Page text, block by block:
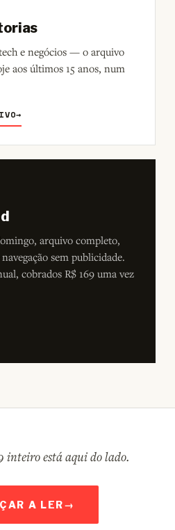
e negócios — o arquivo
aos últimos 15 anos, num
→
arquivo completo,
sem publicidade.
cobrados R$ 169 uma vez
inteiro está aqui do lado.
A LER→